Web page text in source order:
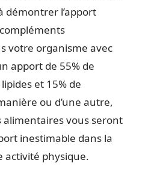
démontrer l’apport
votre organisme avec
apport de 55% de
et 15% de
ou d’une autre,
alimentaires vous seront
inestimable dans la
activité physique.